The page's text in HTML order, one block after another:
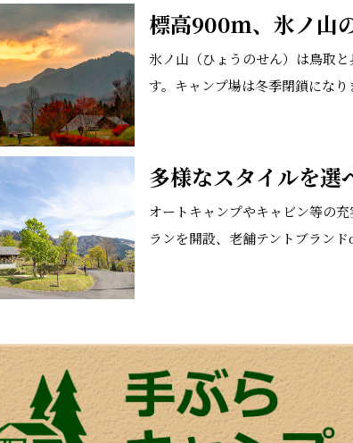
標高900ｍ、氷ノ山
氷ノ山（ひょうのせん）は鳥取
す。キャンプ場は冬季閉鎖にな
多様なスタイルを選
オートキャンプやキャビン等の
ランを開設、老舗テントブラン